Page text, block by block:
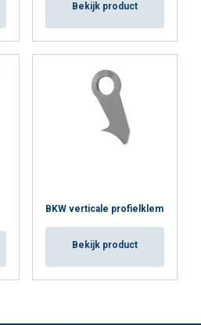
Bekijk product
BKW verticale profielklem
Bekijk product